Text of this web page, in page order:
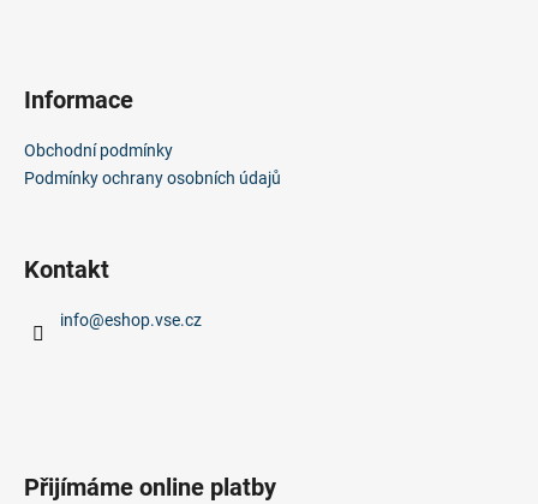
Informace
Obchodní podmínky
Podmínky ochrany osobních údajů
Kontakt
info@eshop.vse.cz
Přijímáme online platby